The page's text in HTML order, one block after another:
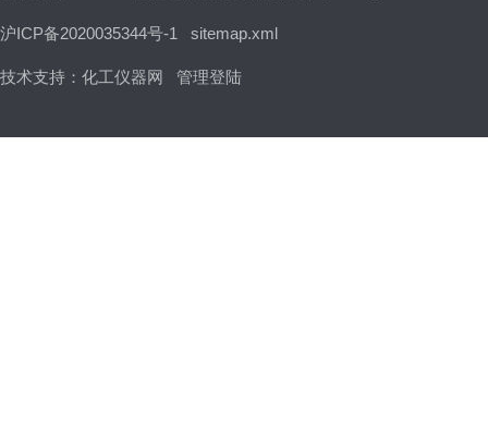
沪ICP备2020035344号-1 sitemap.xml
技术支持： 化工仪器网 管理登陆